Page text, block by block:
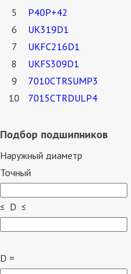
5
P40P+42
6
UK319D1
7
UKFC216D1
8
UKFS309D1
9
7010CTRSUMP3
10
7015CTRDULP4
Подбор подшипников
Наружный диаметр
Точный
≤ D ≤
D =